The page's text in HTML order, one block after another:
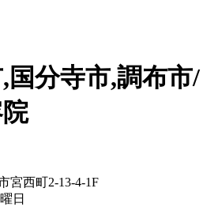
国分寺市,調布市/
宮西町2-13-4-1F
日